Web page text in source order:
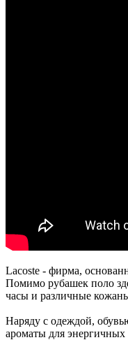
Lacoste - фирма,
Помимо рубашек поло
часы и различные
Наряду с одеждой,
ароматы для